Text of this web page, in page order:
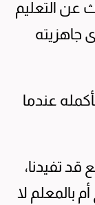
عن التعليم
جاهزيته
عندما
قد تفيدنا،
بالمعلم لا